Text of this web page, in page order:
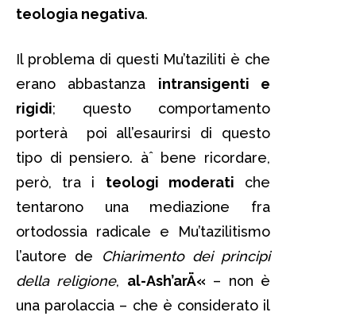
teologia negativa.
Il problema di questi Mu’taziliti è che
erano abbastanza intransigenti e
rigidi; questo comportamento
porterà poi all’esaurirsi di questo
tipo di pensiero. àˆ bene ricordare,
però, tra i teologi moderati che
tentarono una mediazione fra
ortodossia radicale e Mu’tazilitismo
l’autore de
Chiarimento dei principi
della religione, al-Ash’arÄ« – non è
una parolaccia – che è considerato il